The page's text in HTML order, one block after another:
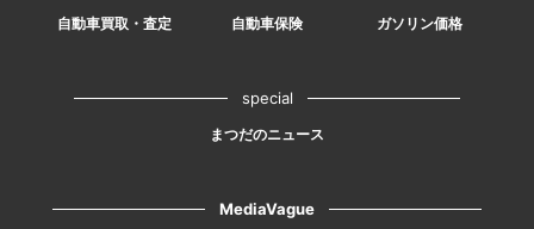
自動車買取・査定
自動車保険 ガソリン価格
special
まつだのニュース
MediaVague